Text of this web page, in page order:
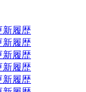
新履歴
新履歴
新履歴
新履歴
新履歴